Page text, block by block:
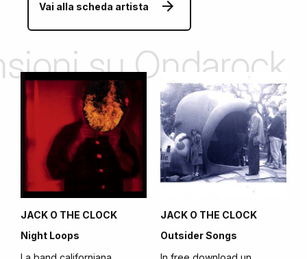
Vai alla scheda artista
su Ondarock
JACK O THE CLOCK
Night Loops
JACK O THE CLOCK
Outsider Songs